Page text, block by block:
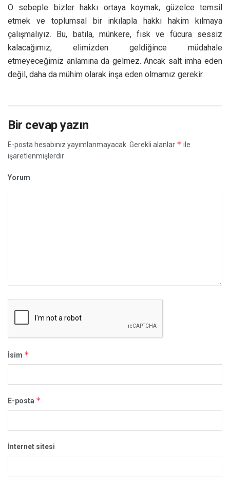
O sebeple bizler hakkı ortaya koymak, güzelce temsil
etmek ve toplumsal bir inkılapla hakkı hakim kılmaya
çalışmalıyız. Bu, batıla, münkere, fısk ve fücura sessiz
kalacağımız, elimizden geldiğince müdahale
etmeyeceğimiz anlamına da gelmez. Ancak salt imha eden
değil, daha da mühim olarak inşa eden olmamız gerekir.
Bir cevap yazın
E-posta hesabınız yayımlanmayacak. Gerekli alanlar * ile
işaretlenmişlerdir
Yorum
İsim *
E-posta *
İnternet sitesi